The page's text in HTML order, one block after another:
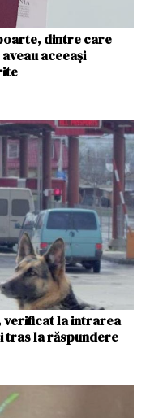
dintre care
aceeași
verificat la intrarea
tras la răspundere